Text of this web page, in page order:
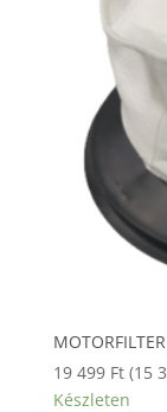
19 499 Ft (15
Készleten